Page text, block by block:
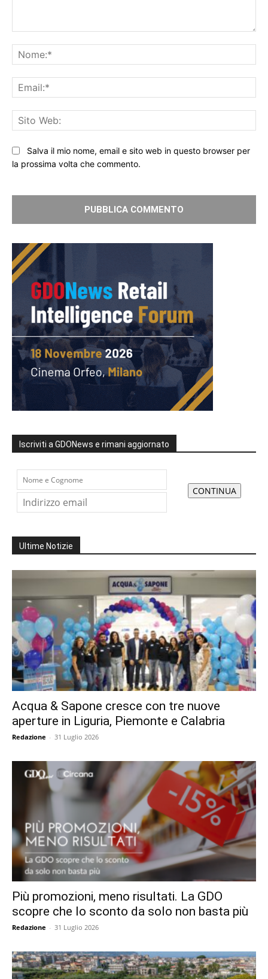
Salva il mio nome, email e sito web in questo browser per
la prossima volta che commento.
Iscriviti a GDONews e rimani aggiornato
Ultime Notizie
Acqua & Sapone cresce con tre nuove
aperture in Liguria, Piemonte e Calabria
Redazione - 31 Luglio 2026
Più promozioni, meno risultati. La GDO
scopre che lo sconto da solo non basta più
Redazione - 31 Luglio 2026